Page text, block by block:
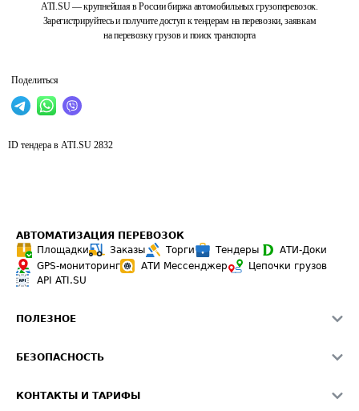
ATI.SU — крупнейшая в России биржа автомобильных грузоперевозок.
Зарегистрируйтесь и получите доступ к тендерам на перевозки, заявкам
на перевозку грузов и поиск транспорта
Поделиться
ID тендера в ATI.SU 2832
АВТОМАТИЗАЦИЯ ПЕРЕВОЗОК
Площадки
Заказы Торги Тендеры
АТИ-Доки
GPS-мониторинг
АТИ Мессенджер
Цепочки грузов
API ATI.SU
ПОЛЕЗНОЕ
Звезды ATI.SU на вашем сайте
БЕЗОПАСНОСТЬ
КОНТАКТЫ И ТАРИФЫ